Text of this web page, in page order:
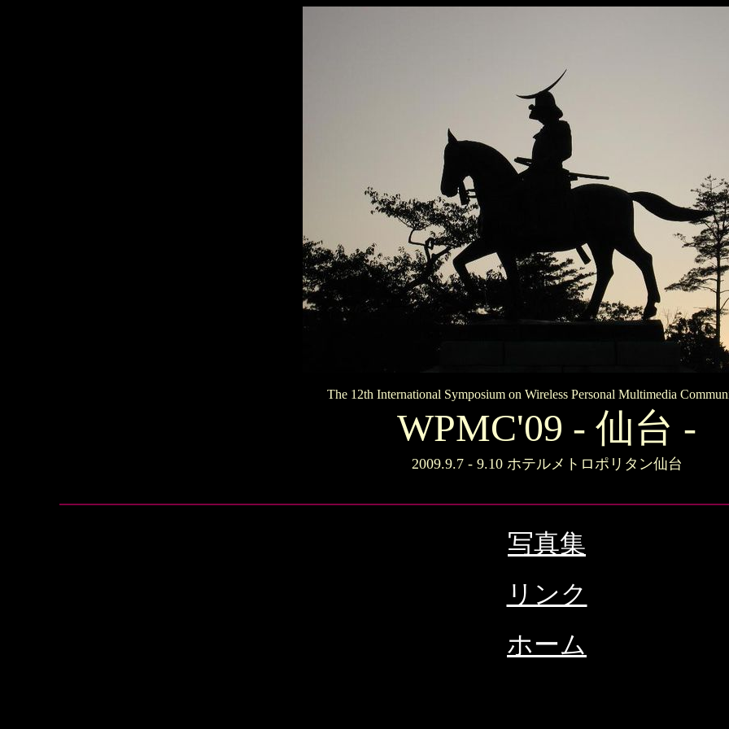
The 12th International Symposium on Wireless Personal Multimedia
WPMC'09 - 仙台 -
2009.9.7 - 9.10 ホテルメトロポリタン仙台
写真集
リンク
ホーム